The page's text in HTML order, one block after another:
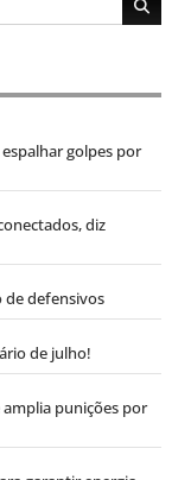
golpes por
diz
de defensivos
de julho!
punições por